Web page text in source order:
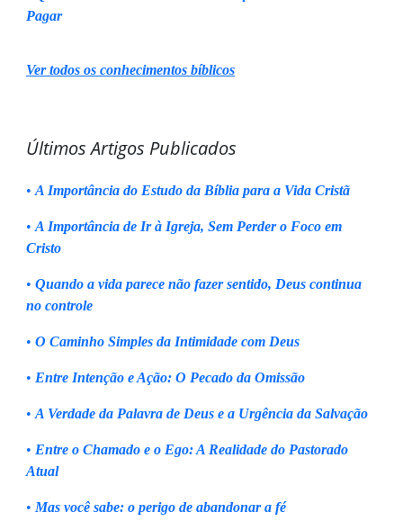
Pagar
Ver todos os conhecimentos bíblicos
Últimos Artigos Publicados
• A Importância do Estudo da Bíblia para a Vida Cristã
• A Importância de Ir à Igreja, Sem Perder o Foco em
Cristo
• Quando a vida parece não fazer sentido, Deus continua
no controle
• O Caminho Simples da Intimidade com Deus
• Entre Intenção e Ação: O Pecado da Omissão
• A Verdade da Palavra de Deus e a Urgência da Salvação
• Entre o Chamado e o Ego: A Realidade do Pastorado
Atual
• Mas você sabe: o perigo de abandonar a fé